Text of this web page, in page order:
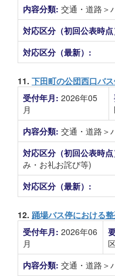
内容分類: 交通・道路＞
対応区分（初回公表時
対応区分（最新）:
11. 下田町の公団西口バ
受付年月: 2026年05
月
内容分類: 交通・道路＞
対応区分（初回公表時
み・お礼お詫び等)
対応区分（最新）:
12. 踊場バス停における
受付年月: 2026年06
月
内容分類: 交通・道路＞